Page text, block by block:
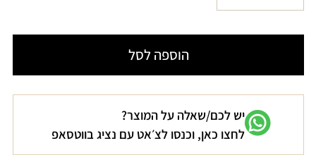
זמינה
עבור
חוטיני
ניוד
SAO
PAULO
עבור
תחתונים
חוטיני
ניוד
SAO
PAULO
הוספה לסל
יש לכם/שאלה על המוצר?
לחצו כאן, וכנסו לצ׳אט עם נציג בווטסאפ